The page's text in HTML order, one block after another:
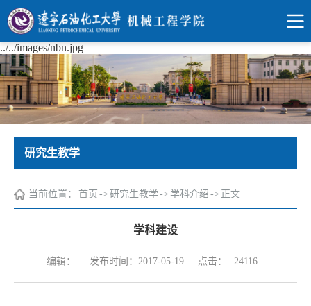
../../images/nbn.jpg
研究生教学
当前位置： 首页 -> 研究生教学-> 学科介绍 -> 正文
学科建设
编辑： 发布时间：2017-05-19 点击： 24116